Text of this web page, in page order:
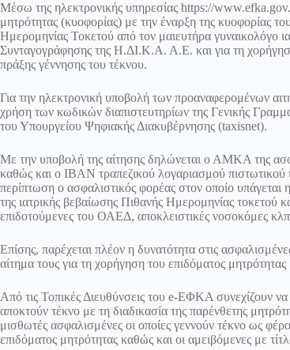
Μέσω της ηλεκτρονικής υπηρεσίας https://
μητρότητας (κυοφορίας) με την έναρξη της κυοφορίας
Ημερομηνίας Τοκετού από τον μαιευτήρα γυναικολόγο
Συνταγογράφησης της Η.ΔΙ.Κ.Α. Α.Ε. και για τη
πράξης γέννησης του τέκνου.
Για την ηλεκτρονική υποβολή των προαναφερομένων
χρήση των κωδικών διαπιστευτηρίων της Γενικής
του Υπουργείου Ψηφιακής Διακυβέρνησης (taxisnet).
Με την υποβολή της αίτησης δηλώνεται ο ΑΜΚΑ της
καθώς και ο ΙΒΑΝ τραπεζικού λογαριασμού πιστωτικού
περίπτωση ο ασφαλιστικός φορέας στον οποίο υπάγεται
της ιατρικής βεβαίωσης Πιθανής Ημερομηνίας τοκετού
επιδοτούμενες του ΟΑΕΔ, αποκλειστικές νοσοκόμες
Επίσης, παρέχεται πλέον η δυνατότητα στις
αίτημα τους για τη χορήγηση του επιδόματος
Από τις Τοπικές Διευθύνσεις του e-ΕΦΚΑ συνεχίζουν
αποκτούν τέκνο με τη διαδικασία της παρένθετης
μισθωτές ασφαλισμένες οι οποίες γεννούν τέκνο ως
επιδόματος μητρότητας καθώς και οι αμειβόμενες με